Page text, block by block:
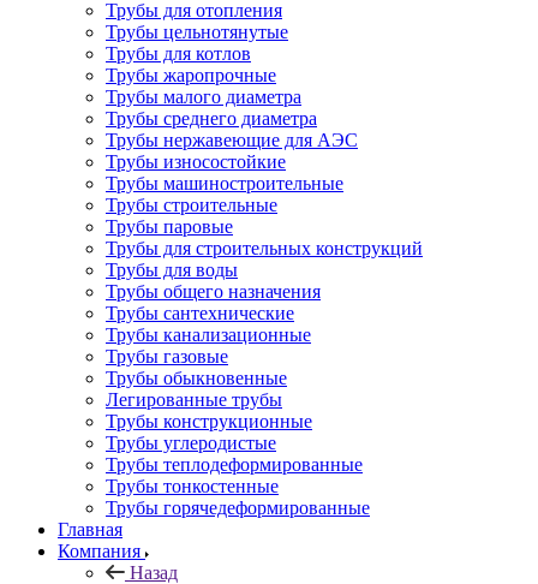
Трубы для отопления
Трубы цельнотянутые
Трубы для котлов
Трубы жаропрочные
Трубы малого диаметра
Трубы среднего диаметра
Трубы нержавеющие для АЭС
Трубы износостойкие
Трубы машиностроительные
Трубы строительные
Трубы паровые
Трубы для строительных конструкций
Трубы для воды
Трубы общего назначения
Трубы сантехнические
Трубы канализационные
Трубы газовые
Трубы обыкновенные
Легированные трубы
Трубы конструкционные
Трубы углеродистые
Трубы теплодеформированные
Трубы тонкостенные
Трубы горячедеформированные
Главная
Компания
Назад